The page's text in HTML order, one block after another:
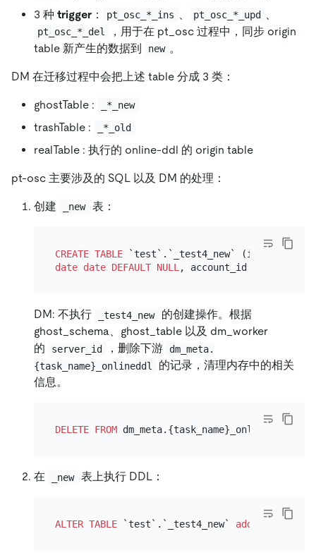
3 种 trigger ： pt_osc_*_ins 、 pt_osc_*_upd 、
pt_osc_*_del
，用于在 pt_osc 过程中，同步 origin
table 新产生的数据到
new 。
DM 在迁移过程中会把上述 table 分成 3 类：
ghostTable : _*_new
trashTable : _*_old
realTable : 执行的 online-ddl 的 origin table
pt-osc 主要涉及的 SQL 以及 DM 的处理：
创建 _new 表：
CREATE TABLE `test`.`_test4_new` (id
date date DEFAULT NULL , account_id
DM: 不执行 _test4_new
的创建操作。根据
ghost_schema、ghost_table 以及 dm_worker
的
server_id ，删除下游
dm_meta.
{task_name}_onlineddl
的记录，清理内存中的相关
信息。
DELETE FROM dm_meta.{task_name}_onlineddl
在 _new 表上执行 DDL：
ALTER TABLE `test`.`_test4_new` add